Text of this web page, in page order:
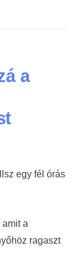
a
egy fél órás
a
ragaszt